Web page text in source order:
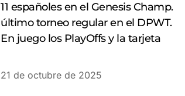
11 españoles en el Genesis Champ.
último torneo regular en el DPWT.
En juego los PlayOffs y la tarjeta
21 de octubre de 2025